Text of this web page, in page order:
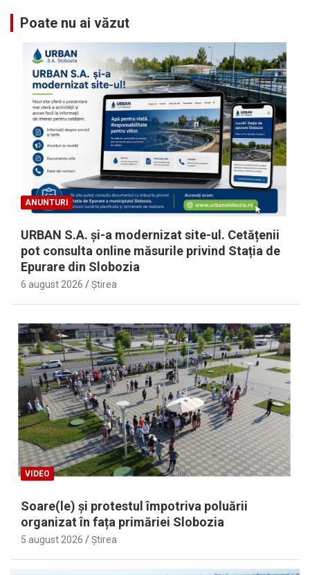
Poate nu ai văzut
ANUNTURI
URBAN S.A. și-a modernizat site-ul. Cetățenii
pot consulta online măsurile privind Stația de
Epurare din Slobozia
6 august 2026 Ştirea
VIDEO
Soare(le) și protestul împotriva poluării
organizat în fața primăriei Slobozia
5 august 2026 Ştirea